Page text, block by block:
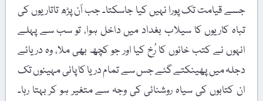
جسے قیامت تک پورا نہیں کیا جاسکتا۔ جب اَن پڑھ تاتاریوں کی
تباہ کاریوں کا سیلاب بغداد میں داخل ہوا، تو سب سے پہلے
انہوں نے کتب خانوں کا رُخ کیا اور جو کچھ بھی ملا، وہ دریائے
دجلہ میں پھینکتے گئے جس سے تمام دریا کا پانی مہینوں تک
ان کتابوں کی سیاہ روشنائی کی وجہ سے متغیر ہو کر بہتا رہا۔